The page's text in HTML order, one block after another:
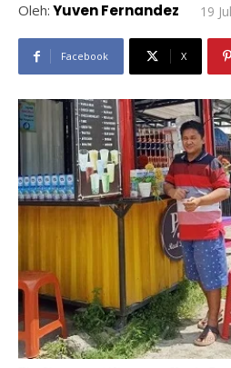
Oleh: Yuven Fernandez 19
Facebook X